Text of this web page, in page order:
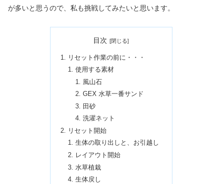
が多いと思うので、私も挑戦してみたいと思います。
目次
リセット作業の前に・・・
使用する素材
風山石
GEX 水草一番サンド
田砂
洗濯ネット
リセット開始
生体の取り出しと、お引越し
レイアウト開始
水草植栽
生体戻し